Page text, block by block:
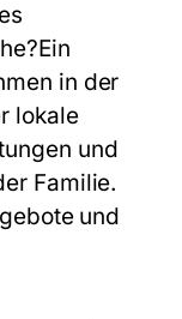
Ein
in der
lokale
und
Familie.
und